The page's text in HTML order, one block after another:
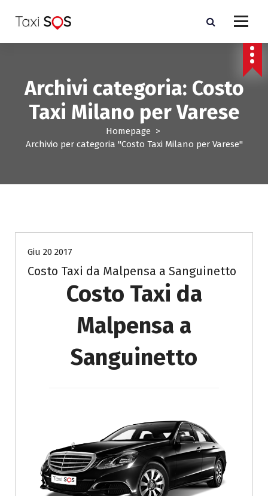
a
Archivi categoria: Costo
Taxi Milano per Varese
Homepage >
Archivio per categoria "Costo Taxi Milano per Varese"
Giu 20 2017
Costo Taxi da Malpensa a Sanguinetto
Costo Taxi da
Malpensa a
Sanguinetto